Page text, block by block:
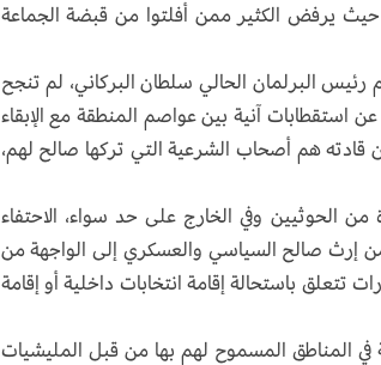
يرفض الكثير ممن أفلتوا من قبضة الجماعة
البرلمان الحالي سلطان البركاني، لم تنجح
استقطابات آنية بين عواصم المنطقة مع الإبقاء
قادته هم أصحاب الشرعية التي تركها صالح لهم،
من الحوثيين وفي الخارج على حد سواء، الاحتفاء
من إرث صالح السياسي والعسكري إلى الواجهة من
باستحالة إقامة انتخابات داخلية أو إقامة
المناطق المسموح لهم بها من قبل المليشيات